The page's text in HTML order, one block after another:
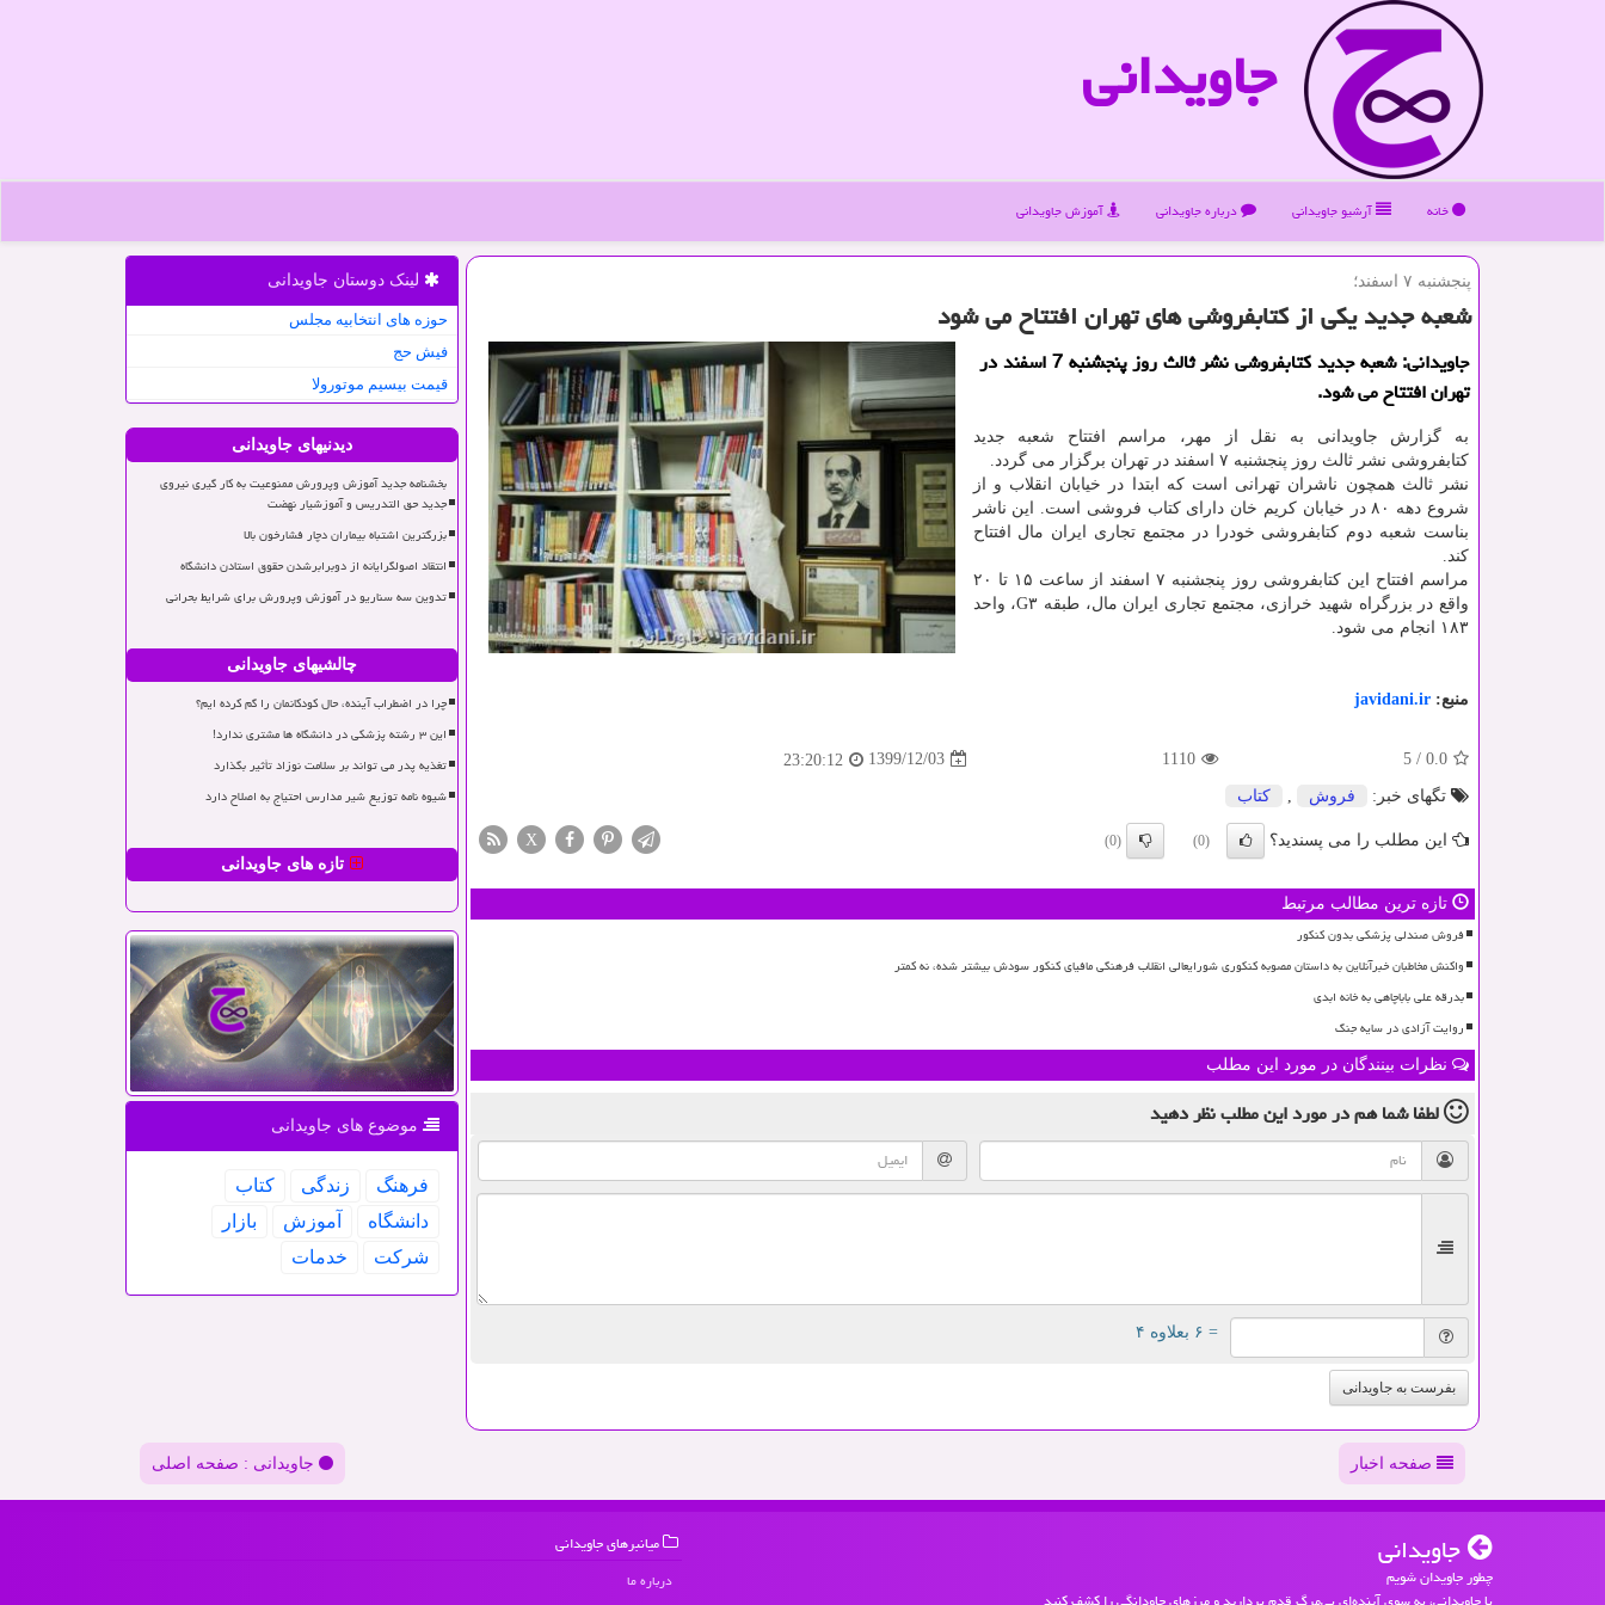
جاویدانی
خانه آرشیو جاویدانی درباره جاویدانی آموزش جاویدانی
پنجشنبه ۷ اسفند؛
شعبه جدید یكی از كتابفروشی های تهران افتتاح می شود
جاویدانی: شعبه جدید کتابفروشی نشر ثالث روز پنجشنبه 7 اسفند در
تهران افتتاح می شود.
به گزارش جاویدانی به نقل از مهر، مراسم افتتاح شعبه جدید
کتابفروشی نشر ثالث روز پنجشنبه ۷ اسفند در تهران برگزار می گردد.
نشر ثالث همچون ناشران تهرانی است که ابتدا در خیابان انقلاب و از
شروع دهه ۸۰ در خیابان کریم خان دارای کتاب فروشی است. این ناشر
بناست شعبه دوم کتابفروشی خودرا در مجتمع تجاری ایران مال افتتاح
کند.
مراسم افتتاح این کتابفروشی روز پنجشنبه ۷ اسفند از ساعت ۱۵ تا ۲۰
واقع در بزرگراه شهید خرازی، مجتمع تجاری ایران مال، طبقه G۳، واحد
۱۸۳ انجام می شود.
منبع: javidani.ir
0.0
/
5
1110
1399/12/03
23:20:12
تگهای خبر:
فروش كتاب
این مطلب را می پسندید؟ (0)
(0)
X
تازه ترین مطالب مرتبط
فروش صندلی پزشکی بدون کنکور
واکنش مخاطبان خبرآنلاین به داستان مصوبه کنکوری شورایعالی انقلاب فرهنگی مافیای کنکور سودش بیشتر شده، نه کمتر
بدرقه علی باباچاهی به خانه ابدی
روایت آزادی در سایه جنگ
نظرات بینندگان در مورد این مطلب
لطفا شما همدر مورد این مطلبنظر دهید
= ۶ بعلاوه ۴
بفرست به جاویدانی
لینک دوستان جاویدانی
حوزه های انتخابیه مجلس
فیش حج
قیمت بیسیم موتورولا
دیدنیهای جاویدانی
بخشنامه جدید آموزش وپرورش ممنوعیت به کار گیری نیروی
جدید حق التدریس و آموزشیار نهضت
بزرگترین اشتباه بیماران دچار فشارخون بالا
انتقاد اصولگرایانه از دوبرابرشدن حقوق استادن دانشگاه
تدوین سه سناریو در آموزش وپرورش برای شرایط بحرانی
چالشیهای جاویدانی
چرا در اضطراب آینده، حال کودکانمان را گم کرده ایم؟
این ۳ رشته پزشکی در دانشگاه ها مشتری ندارد!
تغذیه پدر می تواند بر سلامت نوزاد تأثیر بگذارد
شیوه نامه توزیع شیر مدارس احتیاج به اصلاح دارد
تازه های جاویدانی
موضوع های جاویدانی
فرهنگ زندگی
كتاب
دانشگاه
آموزش
بازار
شركت
خدمات
صفحه اخبار جاویدانی : صفحه اصلی
جاویدانی
چطور جاویدان شویم
میانبرهای جاویدانی
درباره ما